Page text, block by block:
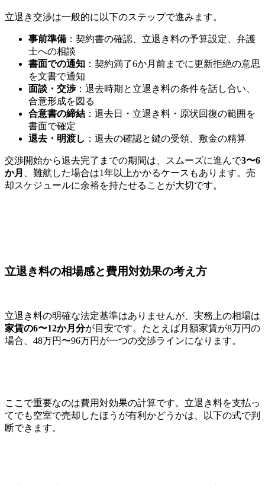
立退き交渉は一般的に以下のステップで進みます。
事前準備 ：契約書の確認、立退き料の予算設定、弁護
士への相談
書面での通知 ：契約満了6か月前までに更新拒絶の意思
を文書で通知
面談・交渉：退去時期と立退き料の条件を話し合い、
合意形成を図る
合意書の締結 ：退去日・立退き料・原状回復の範囲を
書面で確定
退去・明渡し ：退去の確認と鍵の受領、敷金の精算
交渉開始から退去完了までの期間は、スムーズに進んで3〜6
か月
、難航した場合は1年以上かかるケースもあります。売
却スケジュールに余裕を持たせることが大切です。
立退き料の相場感と費用対効果の考え方
立退き料の明確な法定基準はありませんが、実務上の相場は
家賃の6〜12か月分が目安です。たとえば月額家賃が8万円の
場合、48万円〜96万円が一つの交渉ラインになります。
ここで重要なのは費用対効果の計算です。立退き料を支払っ
てでも空室で売却したほうが有利かどうかは、以下の式で判
断できます。